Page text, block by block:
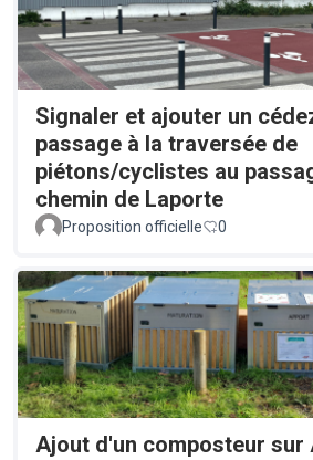
Signaler et ajouter un
passage à la traversée de
piétons/cyclistes au
chemin de Laporte
Proposition officielle 0
Ajout d'un composteur sur